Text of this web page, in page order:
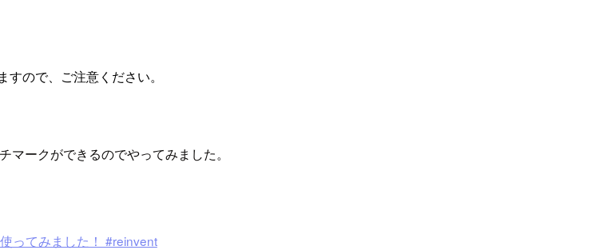
ので、ご注意ください。
ークができるのでやってみました。
ってみました！ #reinvent